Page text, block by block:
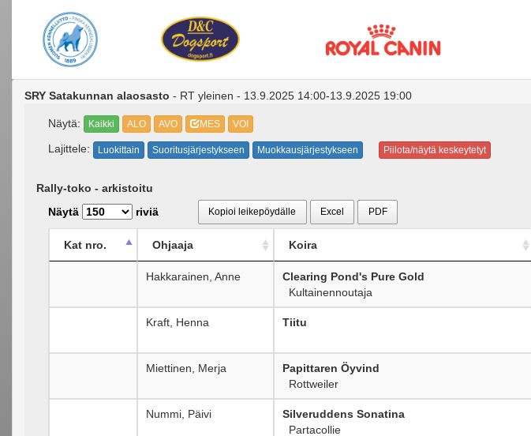
SRY Satakunnan alaosasto - RT yleinen - 13.9.2025 14:00-13.9.2025 19:00
Näytä: Kaikki ALO AVO MES VOI
Lajittele: Luokittain Suoritusjärjestykseen Muokkausjärjestykseen Piilota/näytä keskeytetyt
Rally-toko - arkistoitu
Näytä
riviä Kopioi leikepöydälle Excel PDF
Kat nro. Ohjaaja Koira
Hakkarainen, Anne
Clearing Pond's Pure Gold
Kultainennoutaja
Kraft, Henna Tiitu
Miettinen, Merja
Papittaren Öyvind
Rottweiler
Nummi, Päivi
Silveruddens Sonatina
Partacollie